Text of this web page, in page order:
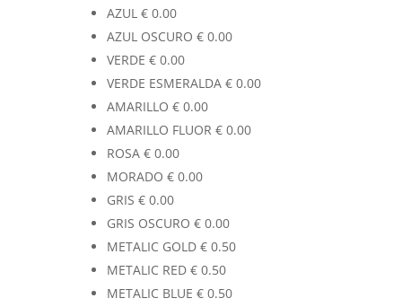
AZUL €0.00
AZUL OSCURO €0.00
VERDE €0.00
VERDE ESMERALDA €0.00
AMARILLO €0.00
AMARILLO FLUOR €0.00
ROSA €0.00
MORADO €0.00
GRIS €0.00
GRIS OSCURO €0.00
METALIC GOLD €0.50
METALIC RED €0.50
METALIC BLUE €0.50